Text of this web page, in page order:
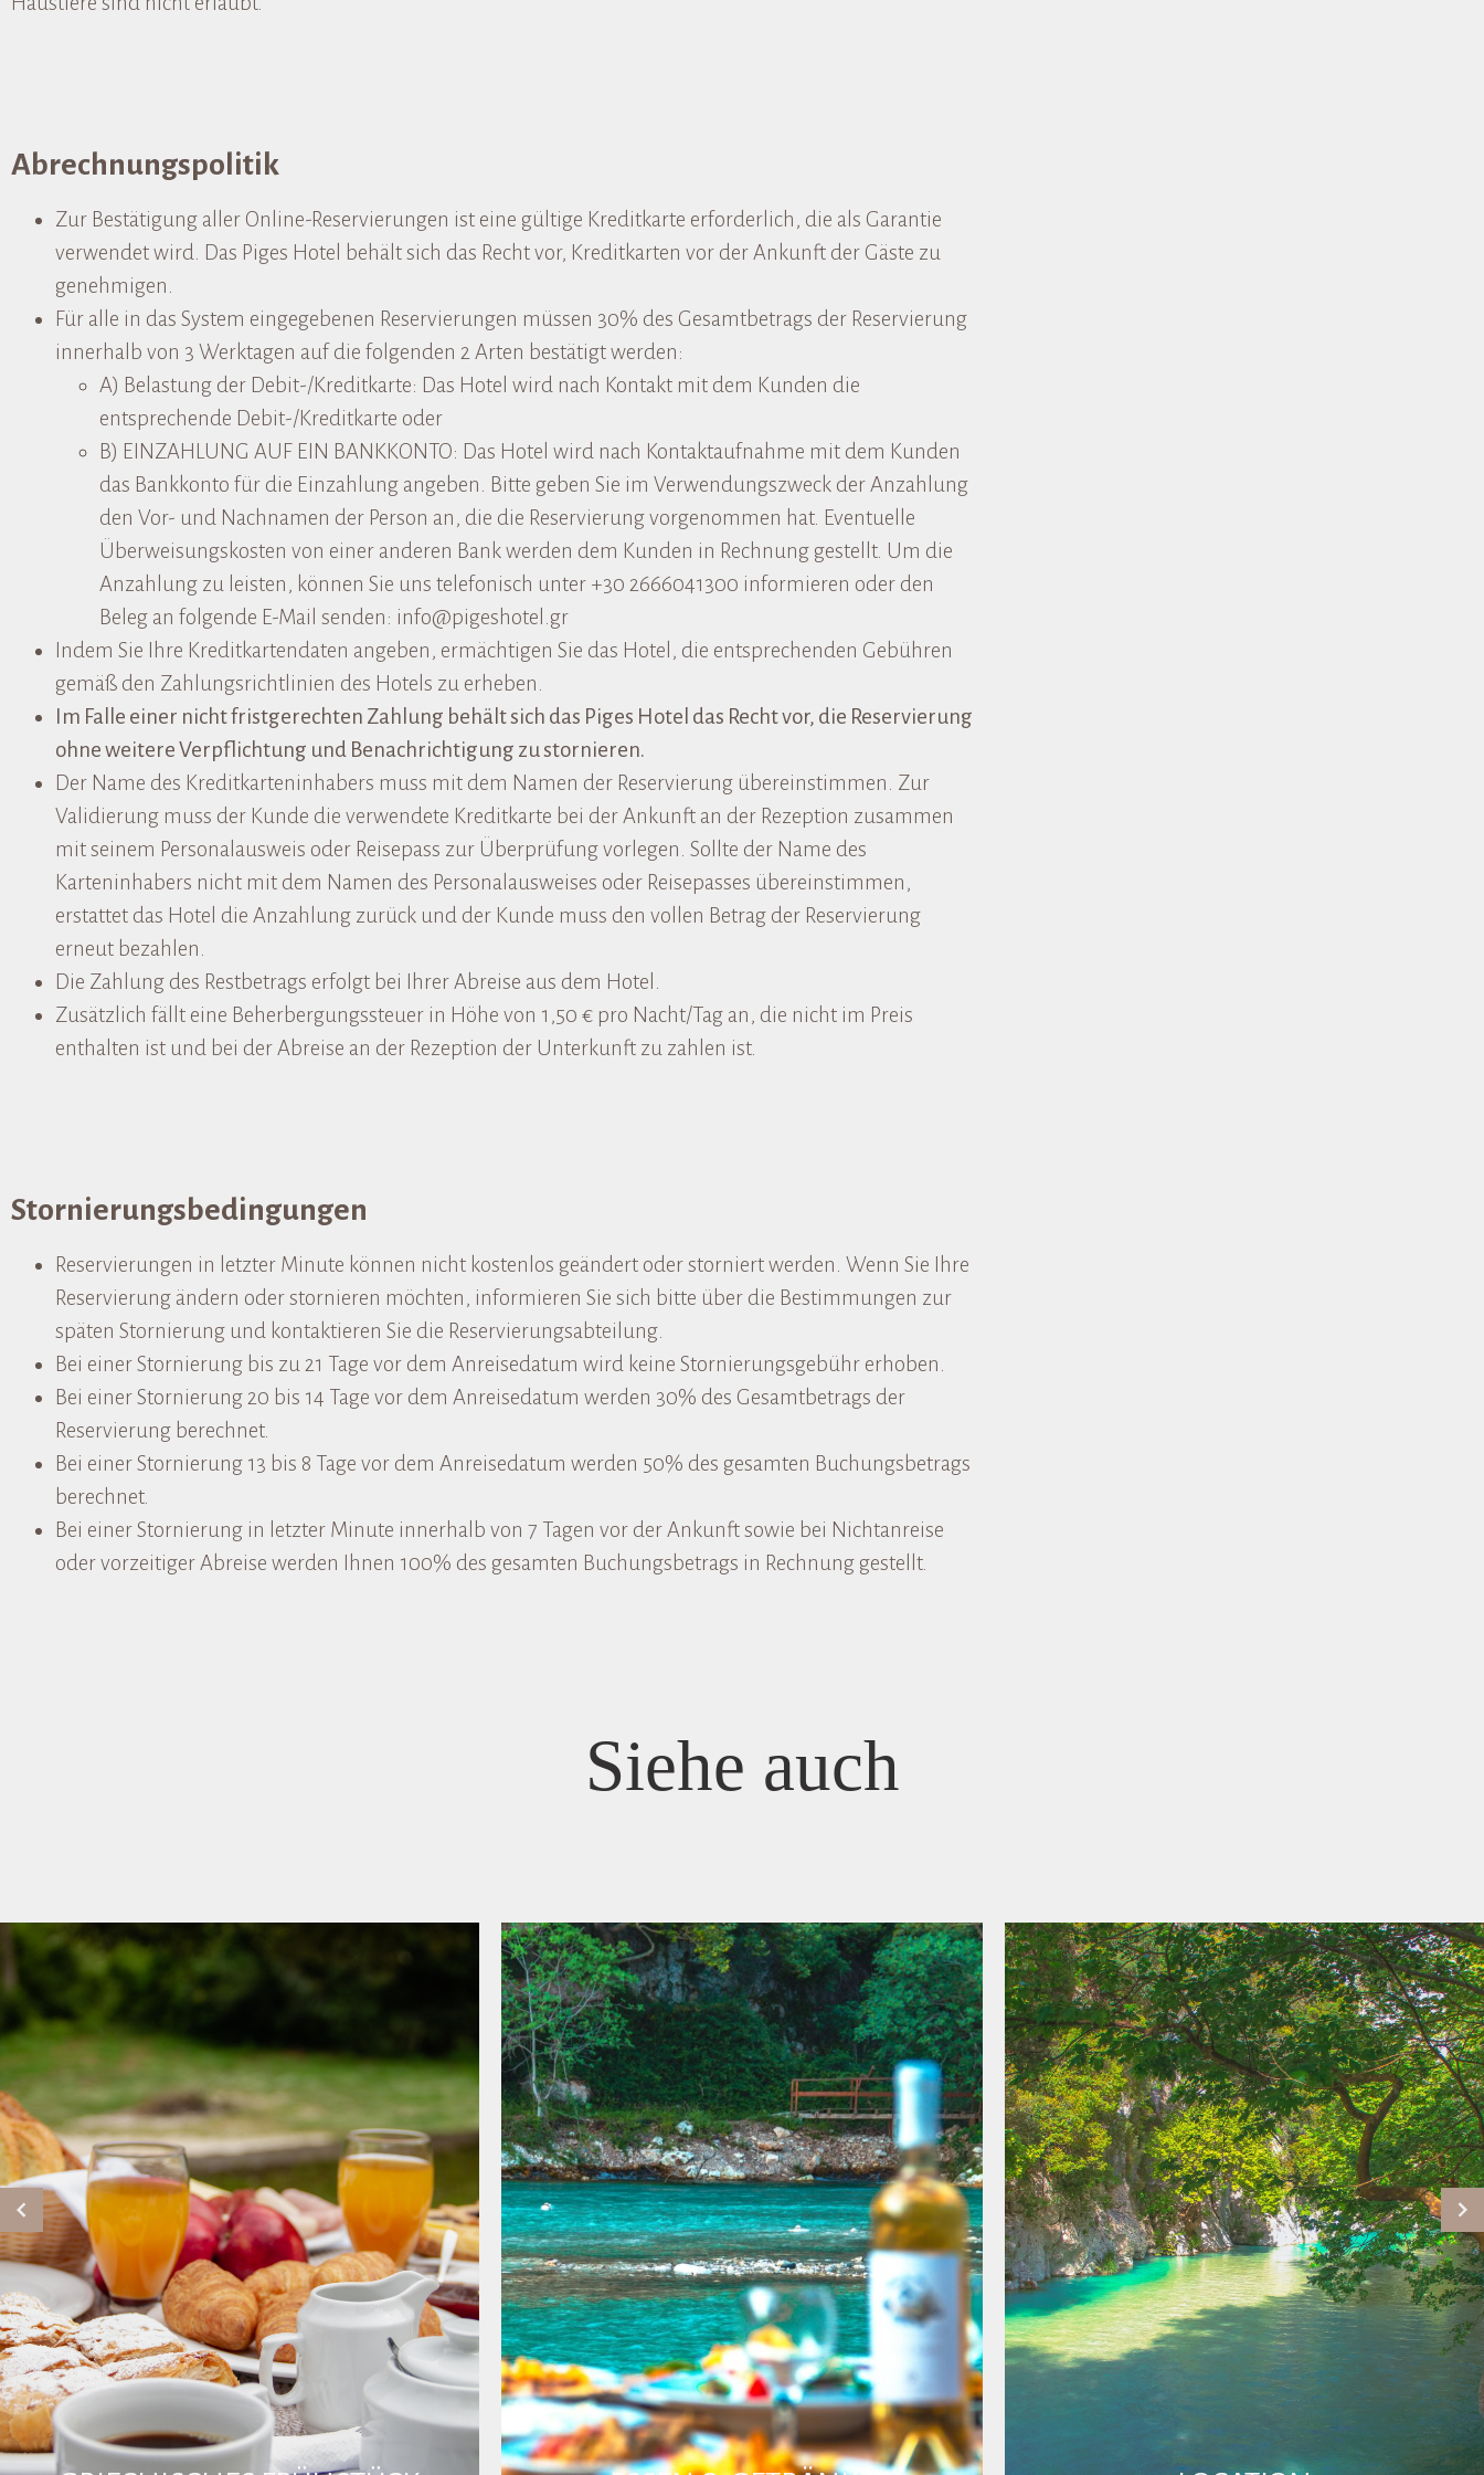
Abrechnungspolitik
Zur Bestätigung aller Online-Reservierungen ist eine gültige Kreditkarte erforderlich, die als Garantie
verwendet wird. Das Piges Hotel behält sich das Recht vor, Kreditkarten vor der Ankunft der Gäste zu
genehmigen.
Für alle in das System eingegebenen Reservierungen müssen 30% des Gesamtbetrags der Reservierung
innerhalb von 3 Werktagen auf die folgenden 2 Arten bestätigt werden:
A) Belastung der Debit-/Kreditkarte: Das Hotel wird nach Kontakt mit dem Kunden die
entsprechende Debit-/Kreditkarte oder
B) EINZAHLUNG AUF EIN BANKKONTO: Das Hotel wird nach Kontaktaufnahme mit dem Kunden
das Bankkonto für die Einzahlung angeben. Bitte geben Sie im Verwendungszweck der Anzahlung
den Vor- und Nachnamen der Person an, die die Reservierung vorgenommen hat. Eventuelle
Überweisungskosten von einer anderen Bank werden dem Kunden in Rechnung gestellt. Um die
Anzahlung zu leisten, können Sie uns telefonisch unter +30 2666041300 informieren oder den
Beleg an folgende E-Mail senden: info@pigeshotel.gr
Indem Sie Ihre Kreditkartendaten angeben, ermächtigen Sie das Hotel, die entsprechenden Gebühren
gemäß den Zahlungsrichtlinien des Hotels zu erheben.
Im Falle einer nicht fristgerechten Zahlung behält sich das Piges Hotel das Recht vor, die Reservierung
ohne weitere Verpflichtung und Benachrichtigung zu stornieren.
Der Name des Kreditkarteninhabers muss mit dem Namen der Reservierung übereinstimmen. Zur
Validierung muss der Kunde die verwendete Kreditkarte bei der Ankunft an der Rezeption zusammen
mit seinem Personalausweis oder Reisepass zur Überprüfung vorlegen. Sollte der Name des
Karteninhabers nicht mit dem Namen des Personalausweises oder Reisepasses übereinstimmen,
erstattet das Hotel die Anzahlung zurück und der Kunde muss den vollen Betrag der Reservierung
erneut bezahlen.
Die Zahlung des Restbetrags erfolgt bei Ihrer Abreise aus dem Hotel.
Zusätzlich fällt eine Beherbergungssteuer in Höhe von 1,50 € pro Nacht/Tag an, die nicht im Preis
enthalten ist und bei der Abreise an der Rezeption der Unterkunft zu zahlen ist.
Stornierungsbedingungen
Reservierungen in letzter Minute können nicht kostenlos geändert oder storniert werden. Wenn Sie Ihre
Reservierung ändern oder stornieren möchten, informieren Sie sich bitte über die Bestimmungen zur
späten Stornierung und kontaktieren Sie die Reservierungsabteilung.
Bei einer Stornierung bis zu 21 Tage vor dem Anreisedatum wird keine Stornierungsgebühr erhoben.
Bei einer Stornierung 20 bis 14 Tage vor dem Anreisedatum werden 30% des Gesamtbetrags der
Reservierung berechnet.
Bei einer Stornierung 13 bis 8 Tage vor dem Anreisedatum werden 50% des gesamten Buchungsbetrags
berechnet.
Bei einer Stornierung in letzter Minute innerhalb von 7 Tagen vor der Ankunft sowie bei Nichtanreise
oder vorzeitiger Abreise werden Ihnen 100% des gesamten Buchungsbetrags in Rechnung gestellt.
Siehe auch